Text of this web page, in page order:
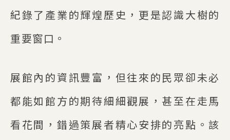
紀錄了產業的輝煌歷史，更是認識大樹的
重要窗口。
展館內的資訊豐富，但往來的民眾卻未必
都能如館方的期待細細觀展，甚至在走馬
看花間，錯過策展者精心安排的亮點。該